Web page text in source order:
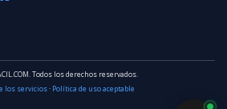
Todos los derechos reservados.
los servicios· Política de uso aceptable